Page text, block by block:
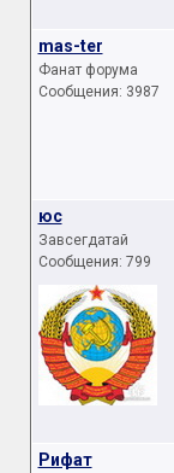
mas-ter
Фанат форума
Сообщения: 3987
юс
Завсегдатай
Сообщения: 799
Рифат